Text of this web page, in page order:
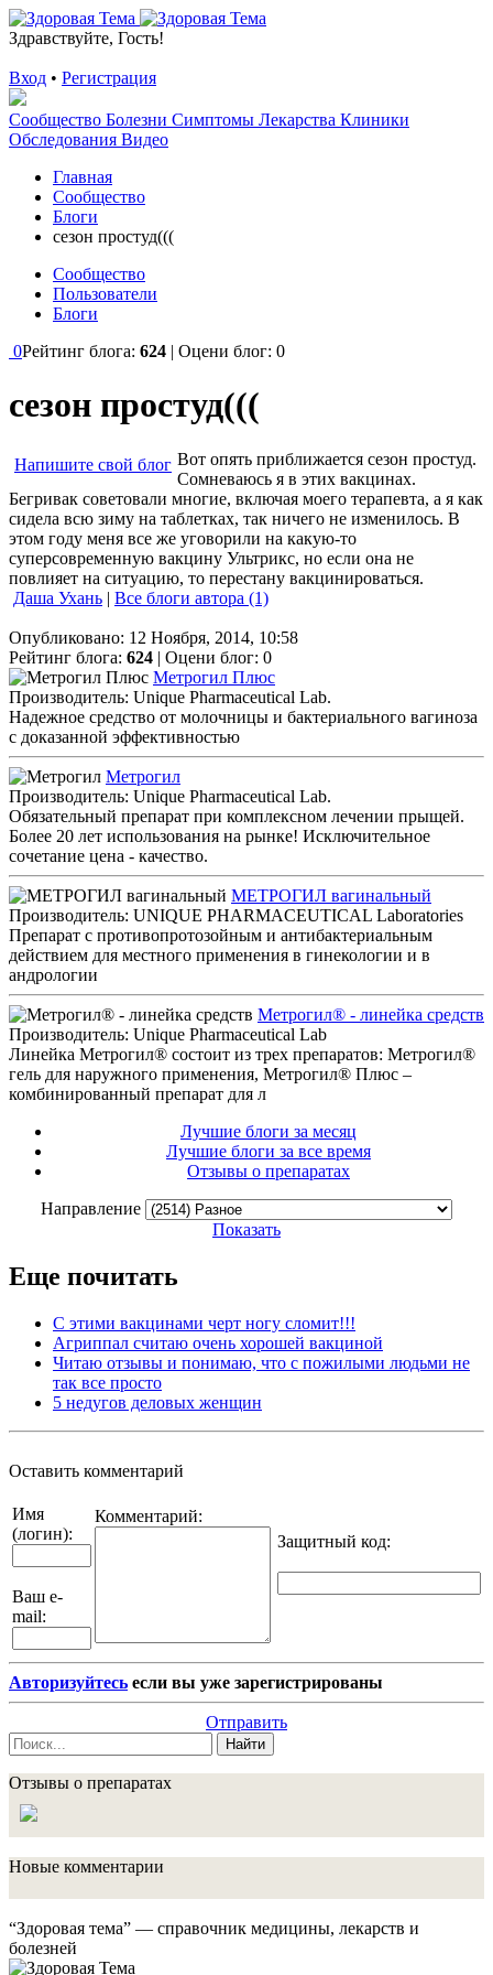
Здравствуйте, Гость!
Вход • Регистрация
Сообщество Болезни Симптомы Лекарства Клиники
Обследования Видео
Главная
Сообщество
Блоги
сезон простуд(((
Сообщество
Пользователи
Блоги
0Рейтинг блога: 624 | Оцени блог: 0
сезон простуд(((
Напишите свой блог Вот опять приближается сезон простуд.
Сомневаюсь я в этих вакцинах.
Бегривак советовали многие, включая моего терапевта, а я как
сидела всю зиму на таблетках, так ничего не изменилось. В
этом году меня все же уговорили на какую-то
суперсовременную вакцину Ультрикс, но если она не
повлияет на ситуацию, то перестану вакцинироваться.
Даша Ухань | Все блоги автора (1)
Опубликовано: 12 Ноября, 2014, 10:58
Рейтинг блога: 624 | Оцени блог: 0
Метрогил Плюс
Производитель: Unique Pharmaceutical Lab.
Надежное средство от молочницы и бактериального вагиноза
с доказанной эффективностью
Метрогил
Производитель: Unique Pharmaceutical Lab.
Обязательный препарат при комплексном лечении прыщей.
Более 20 лет использования на рынке! Исключительное
сочетание цена - качество.
МЕТРОГИЛ вагинальный
Производитель: UNIQUE PHARMACEUTICAL Laboratories
Препарат с противопротозойным и антибактериальным
действием для местного применения в гинекологии и в
андрологии
Метрогил® - линейка средств
Производитель: Unique Pharmaceutical Lab
Линейка Метрогил® состоит из трех препаратов: Метрогил®
гель для наружного применения, Метрогил® Плюс –
комбинированный препарат для л
Лучшие блоги за месяц
Лучшие блоги за все время
Отзывы о препаратах
Направление
Показать
Еще почитать
С этими вакцинами черт ногу сломит!!!
Агриппал считаю очень хорошей вакциной
Читаю отзывы и понимаю, что с пожилыми людьми не
так все просто
5 недугов деловых женщин
Оставить комментарий
Имя
(логин):
Ваш e-
mail:
Комментарий:
Защитный код:
Авторизуйтесь если вы уже зарегистрированы
Отправить
Найти
Отзывы о препаратах
Новые комментарии
“Здоровая тема” — справочник медицины, лекарств и
болезней